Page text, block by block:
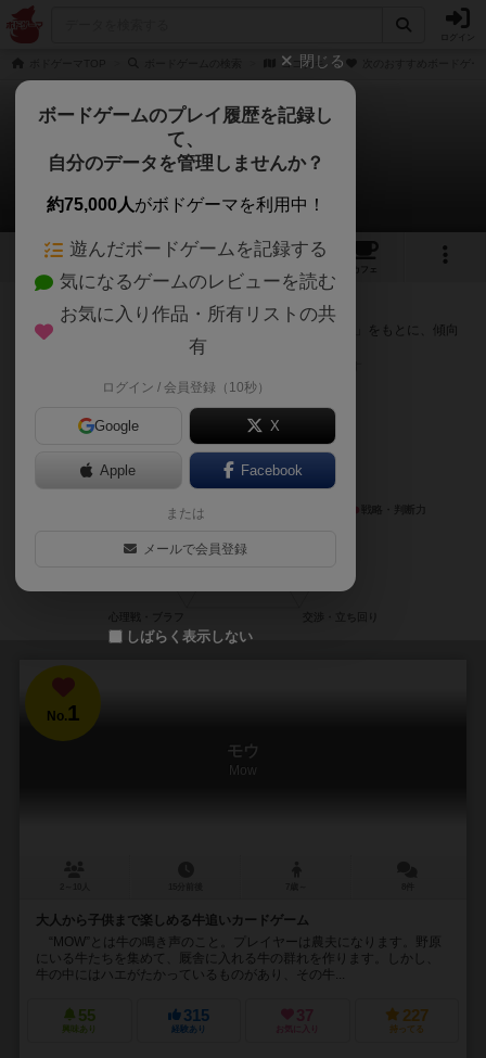
ココタキ
ココタキ
次のおすすめボードゲーム
1 4
カフェ
『ココタキ』が好きな方へのおすすめ
このゲームのトップページで投票された「プレイ感の評価」をもとに、傾向
が近いボードゲームをランキング形式で紹介します。
No.1
モウ
Mow
大人から子供まで楽しめる牛追いカードゲーム
“MOW”とは牛の鳴き声のこと。プレイヤーは農夫になります。野原
にいる牛たちを集めて、厩舎に入れる牛の群れを作ります。しかし、
牛の中にはハエがたかっているものがあり、その牛...
55
興味あり
315
経験あり
37
お気に入り
227
持ってる
閉じる
ボードゲームのプレイ履歴を記録し
て、
自分のデータを管理しませんか？
約75,000人がボドゲーマを利用中！
遊んだボードゲームを記録する
気になるゲームのレビューを読む
お気に入り作品・所有リストの共
有
ログイン / 会員登録（10秒）
Google X
Apple Facebook
または
メールで会員登録
しばらく表示しない